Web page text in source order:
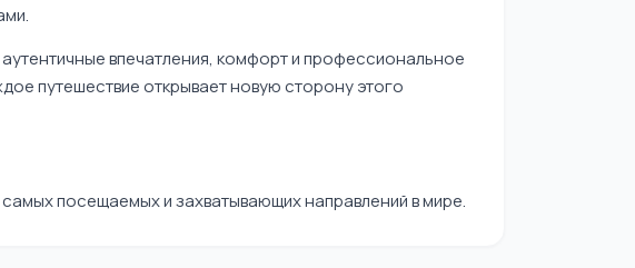
впечатления, комфорт и профессиональное
путешествие открывает новую сторону этого
посещаемых и захватывающих направлений в мире.